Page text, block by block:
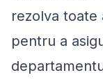
rezolva toate
pentru a